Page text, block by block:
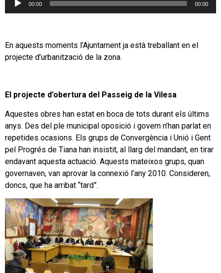
Reproductor
00:00 00:00
En aquests moments l’Ajuntament ja està treballant en el
projecte d’urbanització de la zona.
El projecte d’obertura del Passeig de la Vilesa
Aquestes obres han estat en boca de tots durant els últims
anys. Des del ple municipal oposició i govern n’han parlat en
repetides ocasions. Els grups de Convergència i Unió i Gent
pel Progrés de Tiana han insistit, al llarg del mandant, en tirar
endavant aquesta actuació. Aquests mateixos grups, quan
governaven, van aprovar la connexió l’any 2010. Consideren,
doncs, que ha arribat “tard”.